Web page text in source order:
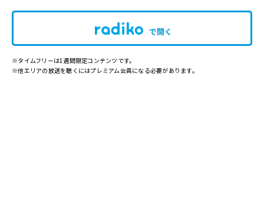
で開く
※タイムフリーは1週間限定コンテンツです。
※他エリアの放送を聴くにはプレミアム会員になる必要があります。